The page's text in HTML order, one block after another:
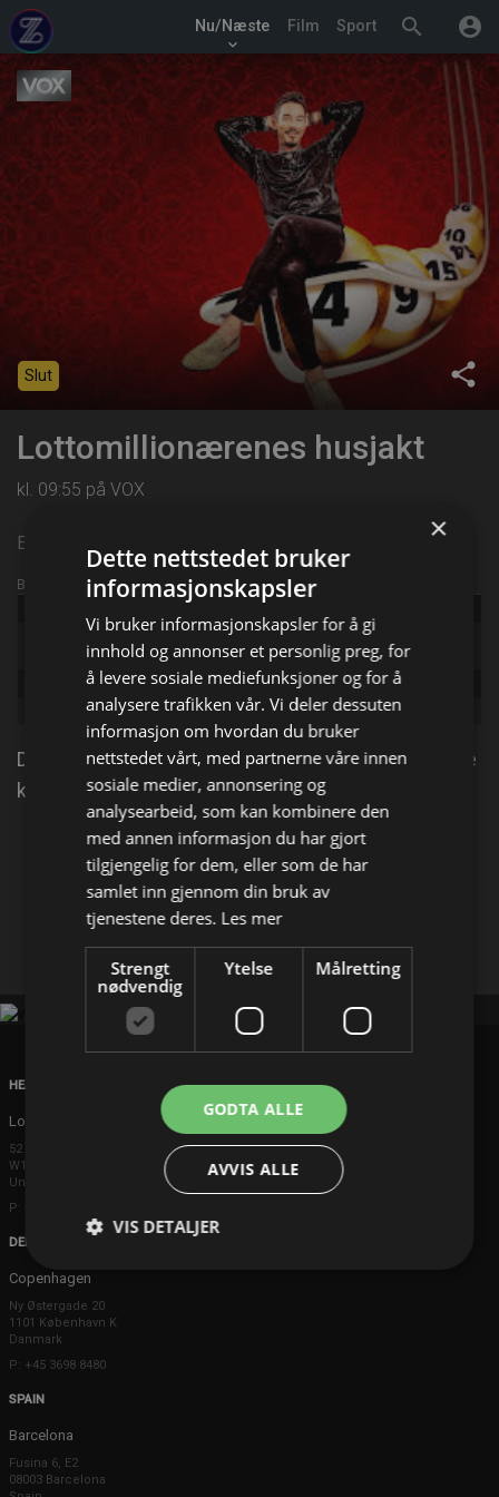
search account_circle
Nu/Næste
keyboard_arrow_down
Film Sport
share
Slut
Lottomillionærenes husjakt
kl. 09:55 på VOX
Episode 10
Broadcast info
My Lottery Dream Home
Newlywed Millionaires
Livsstilserie
David Bromstad kommer tilbake for å hjelpe tidligere
klienter med en hytte i Massachusetts.
Facebook X
HEAD OFFICE
London
52 Brook Street
W1K 5DS London
United Kingdom
P: +44 203 608 8181
DENMARK
Copenhagen
Ny Østergade 20
1101 København K
Danmark
P: +45 3698 8480
SPAIN
Barcelona
Fusina 6, E2
08003 Barcelona
×
Dette nettstedet bruker
informasjonskapsler
Vi bruker informasjonskapsler for å gi
innhold og annonser et personlig preg, for
å levere sosiale mediefunksjoner og for å
analysere trafikken vår. Vi deler dessuten
informasjon om hvordan du bruker
nettstedet vårt, med partnerne våre innen
sosiale medier, annonsering og
analysearbeid, som kan kombinere den
med annen informasjon du har gjort
tilgjengelig for dem, eller som de har
samlet inn gjennom din bruk av
tjenestene deres. Les mer
Strengt
nødvendig
Ytelse Målretting
GODTA ALLE
AVVIS ALLE
VIS DETALJER